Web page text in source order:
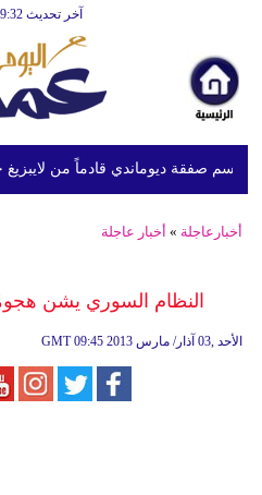
آخر تحديث GMT18:49:32
صفقة ديوماندي قادماً من لايبزيغ حتى
أخبارعاجلة » أخبار عاجلة
النظام السوري يشن
GMT 09:45 2013 الأحد ,03 آذار/ مارس